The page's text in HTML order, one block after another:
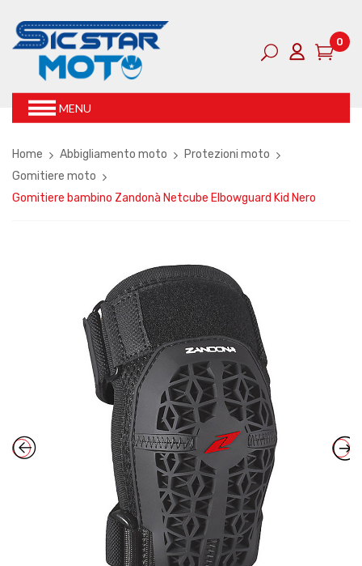
0
MENU
Home Abbigliamento moto
Protezioni moto
Gomitiere moto
Gomitiere bambino Zandonà Netcube Elbowguard Kid Nero